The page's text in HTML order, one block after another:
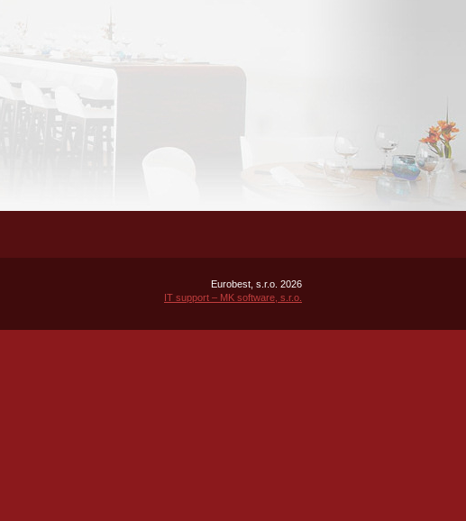
Eurobest, s.r.o. 2026
IT support – MK software, s.r.o.